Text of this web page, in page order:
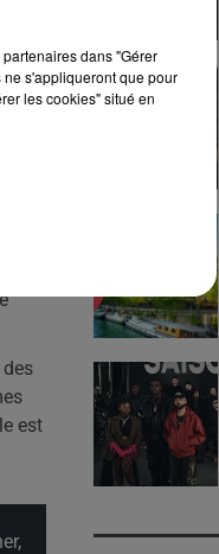
des
est
dans "Gérer
ne s'appliqueront que pour
les cookies" situé en